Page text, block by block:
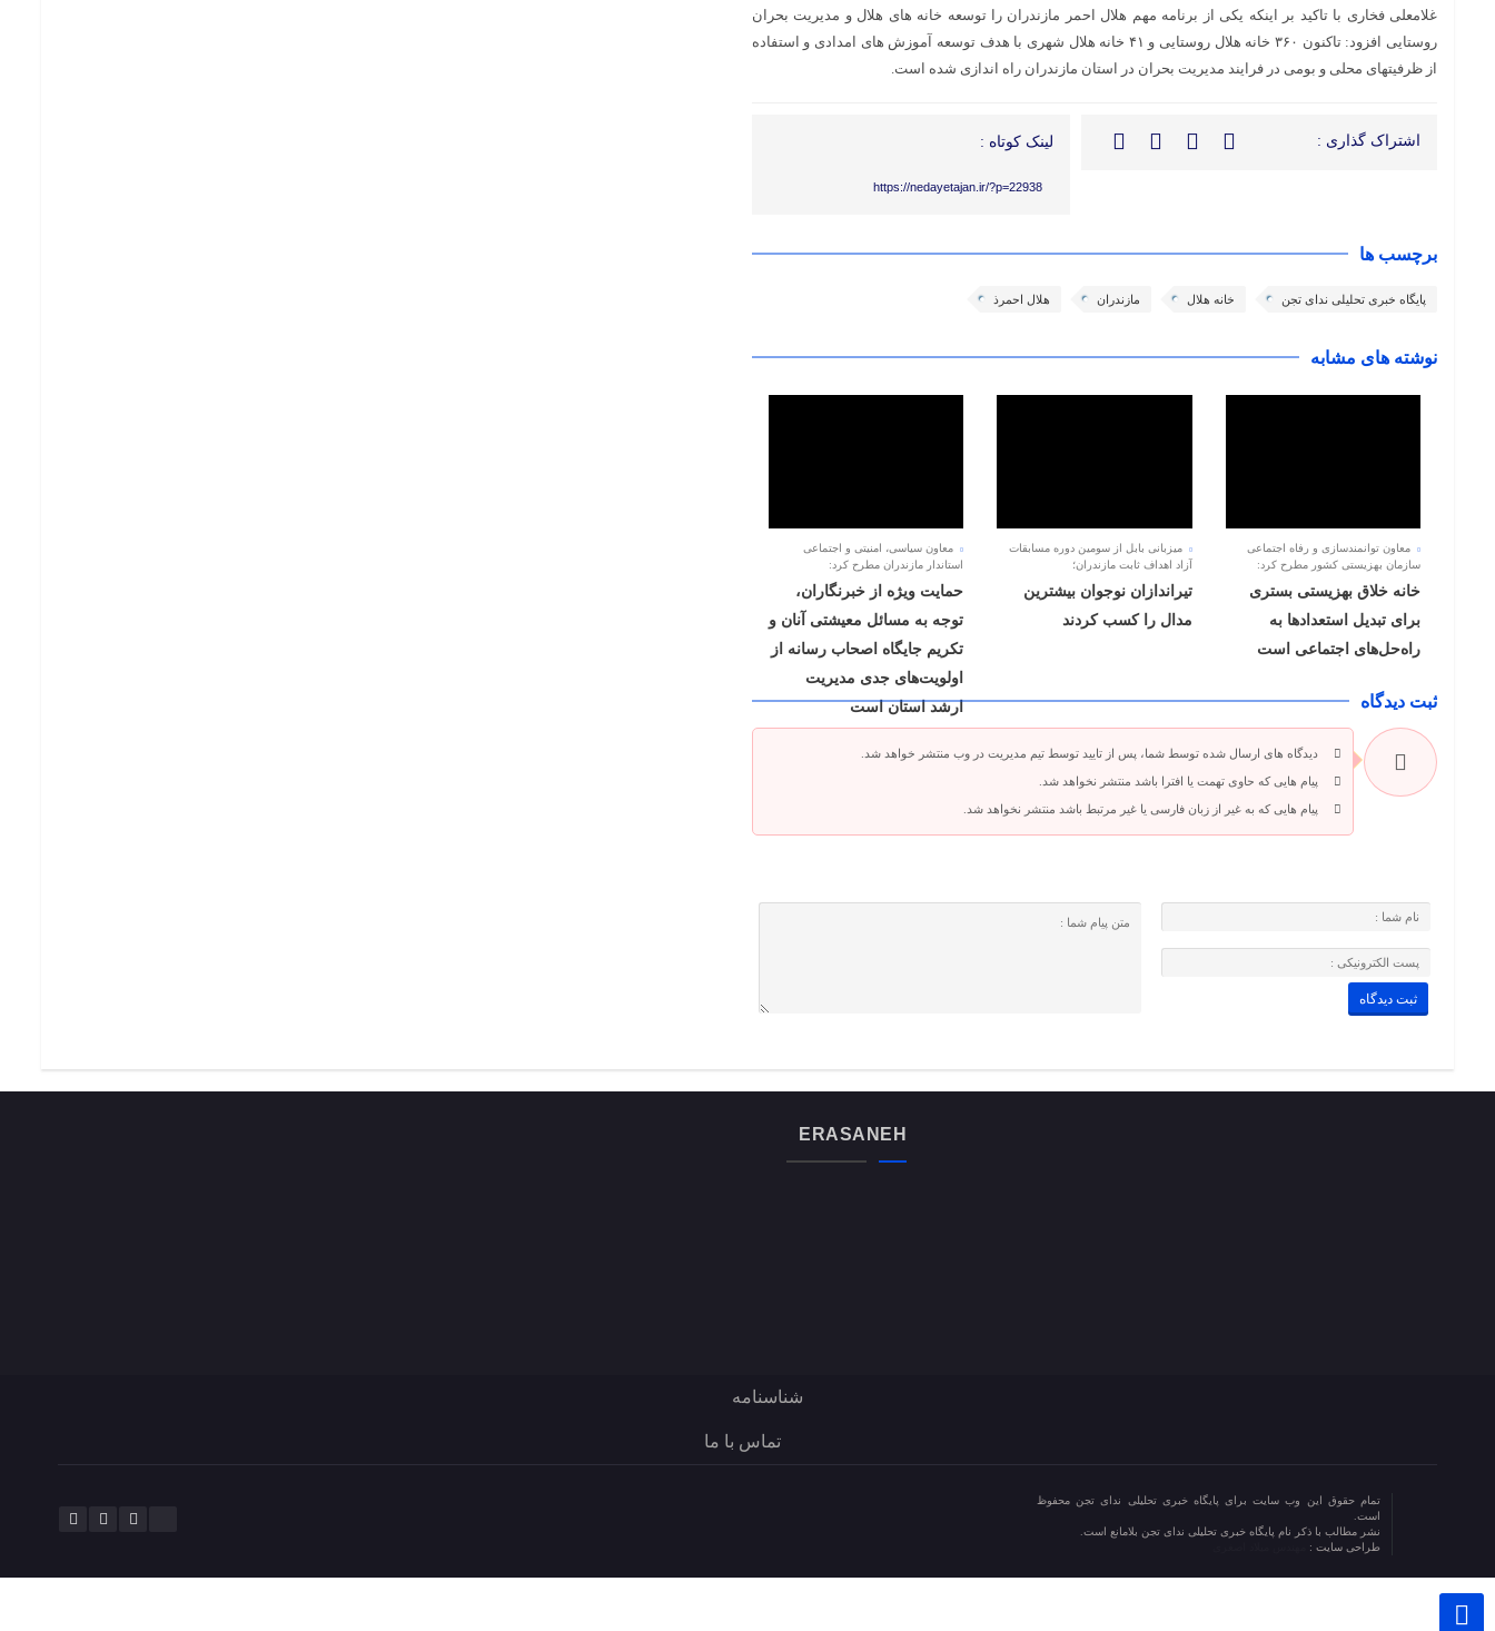
غلامعلی فخاری با تاکید بر اینکه یکی از برنامه مهم هلال احمر مازندران را توسعه خانه های هلال و مدیریت بحران
روستایی افزود: تاکنون ۳۶۰ خانه هلال روستایی و ۴۱ خانه هلال شهری با هدف توسعه آموزش های امدادی و استفاده
از ظرفیتهای محلی و بومی در فرایند مدیریت بحران در استان مازندران راه اندازی شده است.
اشتراک گذاری : لینک کوتاه :
https://nedayetajan.ir/?p=22938
برچسب ها
پایگاه خبری تحلیلی ندای تجن خانه هلال مازندران هلال احمرذ
نوشته های مشابه
معاون توانمندسازی و رفاه اجتماعی
سازمان بهزیستی کشور مطرح کرد:
خانه خلاق بهزیستی بستری
برای تبدیل استعدادها به
راه‌حل‌های اجتماعی است
میزبانی بابل از سومین دوره مسابقات
آزاد اهداف ثابت مازندران؛
تیراندازان نوجوان بیشترین
مدال را کسب کردند
معاون سیاسی، امنیتی و اجتماعی
استاندار مازندران مطرح کرد:
حمایت ویژه از خبرنگاران،
توجه به مسائل معیشتی آنان و
تکریم جایگاه اصحاب رسانه از
اولویت‌های جدی مدیریت
ارشد استان است
ثبت دیدگاه
دیدگاه های ارسال شده توسط شما، پس از تایید توسط تیم مدیریت در وب منتشر خواهد شد.
پیام هایی که حاوی تهمت یا افترا باشد منتشر نخواهد شد.
پیام هایی که به غیر از زبان فارسی یا غیر مرتبط باشد منتشر نخواهد شد.
ERASANEH
شناسنامه
تماس با ما
تمام حقوق این وب سایت برای پایگاه خبری تحلیلی ندای تجن محفوظ
است.
نشر مطالب با ذکر نام پایگاه خبری تحلیلی ندای تجن بلامانع است.
طراحی سایت :